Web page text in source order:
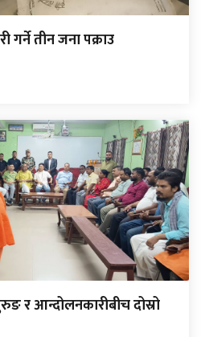
गर्ने तीन जना पक्राउ
र आन्दोलनकारीबीच दोस्रो